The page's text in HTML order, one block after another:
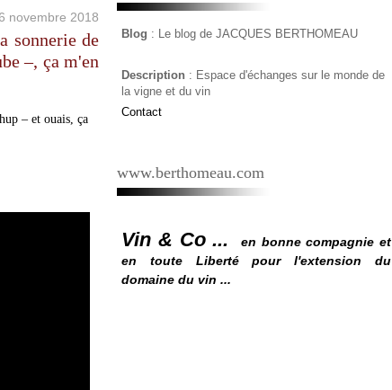
novembre 2018
sonnerie de
–, ça m'en
Blog : Le blog de JACQUES BERTHOMEAU
Description : Espace d'échanges sur le monde de
la vigne et du vin
Contact
www.berthomeau.com
Vin & Co ...
en bonne compagnie et
en toute Liberté pour l'extension du
domaine du vin ...